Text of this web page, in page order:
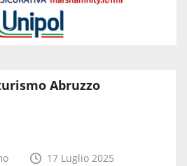
Abruzzo
17 Luglio 2025